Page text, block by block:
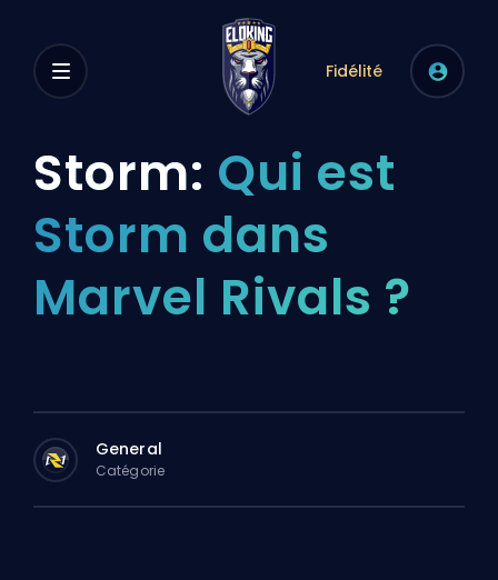
Fidélité
Storm: Qui est
Storm dans
Marvel Rivals ?
General
Catégorie